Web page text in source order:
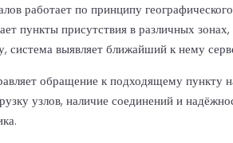
работает по принципу
пункты присутствия в различных
система выявляет ближайший к нему
обращение к подходящему пункту
узлов, наличие соединений и